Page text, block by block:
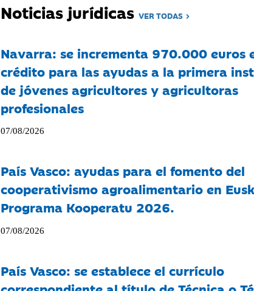
Noticias jurídicasVER TODAS
Navarra: se incrementa 970.000 euros
crédito para las ayudas a la primera
de jóvenes agricultores y agricultoras
profesionales
07/08/2026
País Vasco: ayudas para el fomento del
cooperativismo agroalimentario en
Programa Kooperatu 2026.
07/08/2026
País Vasco: se establece el currículo